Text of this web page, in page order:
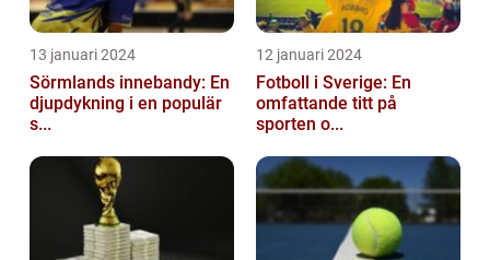
13 januari 2024
Sörmlands innebandy: En
djupdykning i en populär
s...
12 januari 2024
Fotboll i Sverige: En
omfattande titt på
sporten o...